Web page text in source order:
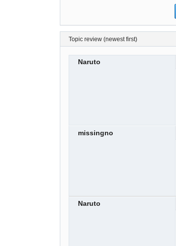
Topic review (newest first)
Naruto
missingno
Naruto